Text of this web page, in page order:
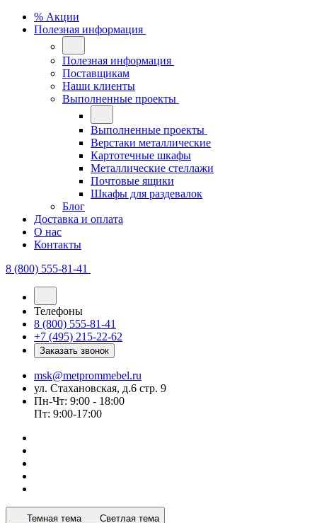
% Акции
Полезная информация
Полезная информация
Поставщикам
Наши клиенты
Выполненные проекты
Выполненные проекты
Верстаки металлические
Картотечные шкафы
Металлические стеллажи
Почтовые ящики
Шкафы для раздевалок
Блог
Доставка и оплата
О нас
Контакты
8 (800) 555-81-41
Телефоны
8 (800) 555-81-41
+7 (495) 215-22-62
Заказать звонок
msk@metprommebel.ru
ул. Стахановская, д.6 стр. 9
Пн-Чт: 9:00 - 18:00
Пт: 9:00-17:00
Темная тема Светлая тема